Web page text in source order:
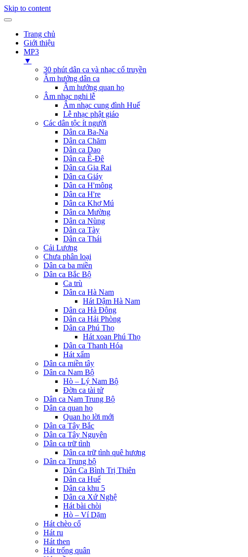
Skip to content
Trang chủ
Giới thiệu
MP3
▼
30 phút dân ca và nhạc cổ truyền
Âm hưởng dân ca
Âm hưởng quan họ
Âm nhạc nghi lễ
Âm nhạc cung đình Huế
Lễ nhạc phật giáo
Các dân tộc ít người
Dân ca Ba-Na
Dân ca Chăm
Dân ca Dao
Dân ca Ê-Đê
Dân ca Gia Rai
Dân ca Giáy
Dân ca H'mông
Dân ca H're
Dân ca Khơ Mú
Dân ca Mường
Dân ca Nùng
Dân ca Tày
Dân ca Thái
Cải Lương
Chưa phân loại
Dân ca ba miền
Dân ca Bắc Bộ
Ca trù
Dân ca Hà Nam
Hát Dậm Hà Nam
Dân ca Hà Đông
Dân ca Hải Phòng
Dân ca Phú Thọ
Hát xoan Phú Thọ
Dân ca Thanh Hóa
Hát xẩm
Dân ca miền tây
Dân ca Nam Bộ
Hò – Lý Nam Bộ
Đờn ca tài tử
Dân ca Nam Trung Bộ
Dân ca quan họ
Quan họ lời mới
Dân ca Tây Bắc
Dân ca Tây Nguyên
Dân ca trữ tình
Dân ca trữ tình quê hương
Dân ca Trung bộ
Dân Ca Bình Trị Thiên
Dân ca Huế
Dân ca khu 5
Dân ca Xứ Nghệ
Hát bài chòi
Hò – Ví Dặm
Hát chèo cổ
Hát ru
Hát then
Hát trống quân